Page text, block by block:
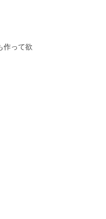
作って欲